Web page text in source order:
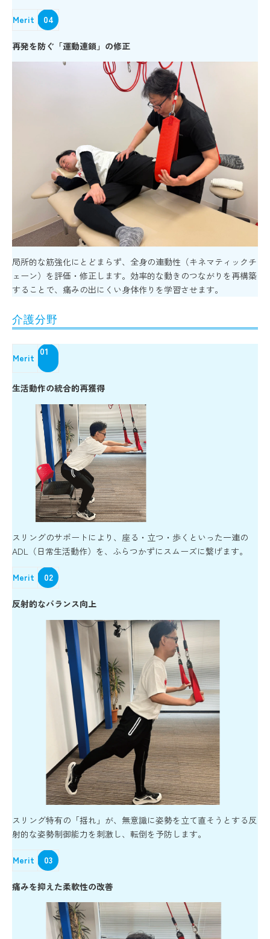
Merit 04
再発を防ぐ「運動連鎖」の修正
局所的な筋強化にとどまらず、全身の連動性（キネマティックチ
ェーン）を評価・修正します。効率的な動きのつながりを再構築
することで、痛みの出にくい身体作りを学習させます。
介護分野
Merit
01
生活動作の統合的再獲得
スリングのサポートにより、座る・立つ・歩くといった一連の
ADL（日常生活動作）を、ふらつかずにスムーズに繋げます。
Merit 02
反射的なバランス向上
スリング特有の「揺れ」が、無意識に姿勢を立て直そうとする反
射的な姿勢制御能力を刺激し、転倒を予防します。
Merit 03
痛みを抑えた柔軟性の改善